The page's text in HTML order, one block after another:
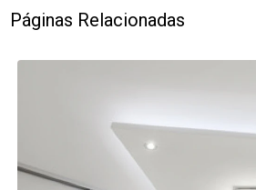
Páginas Relacionadas